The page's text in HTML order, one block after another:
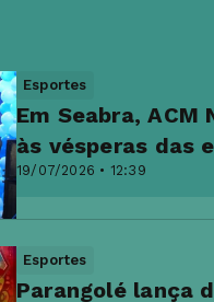
Esportes
19/07/2026 • 12:39
Em Seabra,
às vésperas das
Esportes
Parangolé lança